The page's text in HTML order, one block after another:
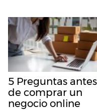
5 Preguntas antes
de comprar un
negocio online